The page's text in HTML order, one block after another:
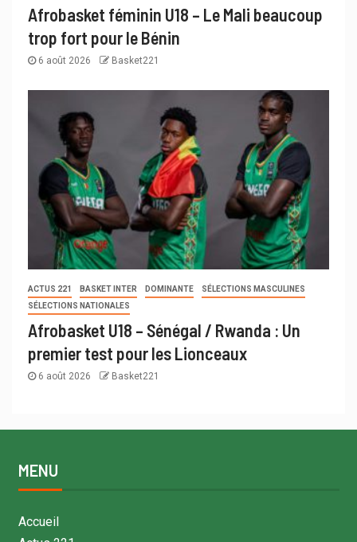
Afrobasket féminin U18 – Le Mali beaucoup
trop fort pour le Bénin
6 août 2026 Basket221
ACTUS 221 BASKET INTER DOMINANTE
SÉLECTIONS MASCULINES
SÉLECTIONS NATIONALES
Afrobasket U18 – Sénégal / Rwanda : Un
premier test pour les Lionceaux
6 août 2026 Basket221
MENU
Accueil